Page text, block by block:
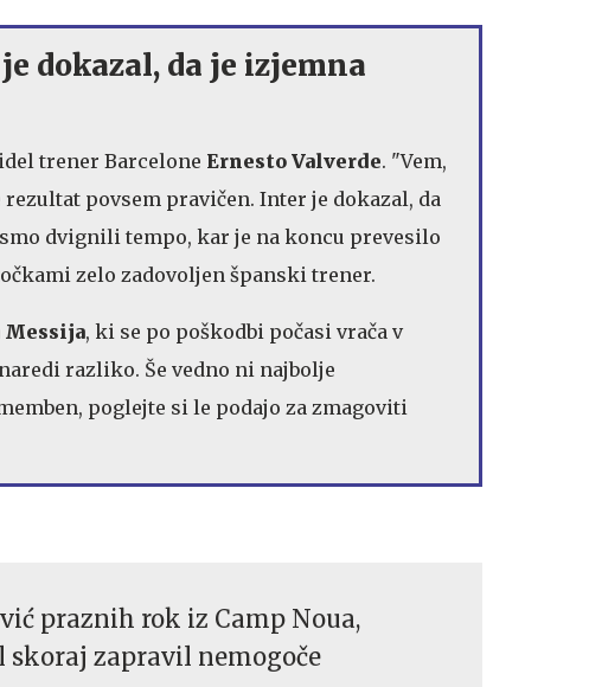
dokazal, da je izjemna
trener Barcelone Ernesto Valverde. "Vem,
povsem pravičen. Inter je dokazal, da
dvignili tempo, kar je na koncu prevesilo
zelo zadovoljen španski trener.
Messija, ki se po poškodbi počasi vrača v
razliko. Še vedno ni najbolje
poglejte si le podajo za zmagoviti
praznih rok iz Camp Noua,
skoraj zapravil nemogoče